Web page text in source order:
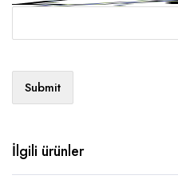
İlgili ürünler